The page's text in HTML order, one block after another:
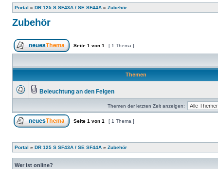
Portal » DR 125 S SF43A / SE SF44A » Zubehör
Zubehör
Seite 1 von 1 [ 1 Thema ]
Themen
Beleuchtung an den Felgen
Themen der letzten Zeit anzeigen:
Seite 1 von 1 [ 1 Thema ]
Portal » DR 125 S SF43A / SE SF44A » Zubehör
Wer ist online?